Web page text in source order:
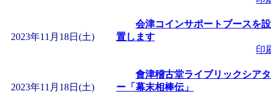
2023年11月18日(土)
会津コインサポートブースを設
置します
印
2023年11月18日(土)
會津稽古堂ライブリックシアタ
ー「幕末相棒伝」